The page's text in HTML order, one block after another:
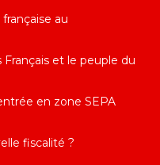
au
et le peuple du
en zone SEPA
fiscalité ?